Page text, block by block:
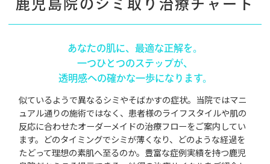
鹿児島院のシミ取り治療チャート
あなたの肌に、最適な正解を。
一つひとつのステップが、
透明感への確かな一歩になります。
似ているようで異なるシミやそばかすの症状。当院ではマニ
ュアル通りの施術ではなく、患者様のライフスタイルや肌の
反応に合わせたオーダーメイドの治療フローをご案内してい
ます。どのタイミングでシミが薄くなり、どのような経過を
たどって理想の素肌へ至るのか。豊富な症例実績を持つ鹿児